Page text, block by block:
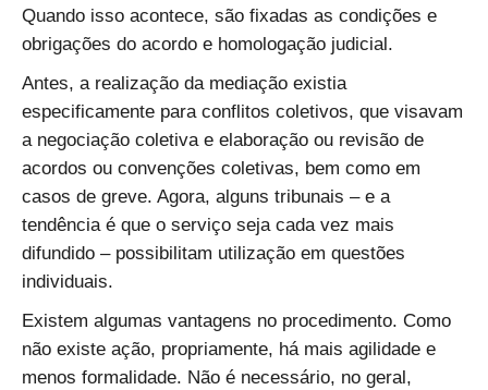
Quando isso acontece, são fixadas as condições e
obrigações do acordo e homologação judicial.
Antes, a realização da mediação existia
especificamente para conflitos coletivos, que visavam
a negociação coletiva e elaboração ou revisão de
acordos ou convenções coletivas, bem como em
casos de greve. Agora, alguns tribunais – e a
tendência é que o serviço seja cada vez mais
difundido – possibilitam utilização em questões
individuais.
Existem algumas vantagens no procedimento. Como
não existe ação, propriamente, há mais agilidade e
menos formalidade. Não é necessário, no geral,